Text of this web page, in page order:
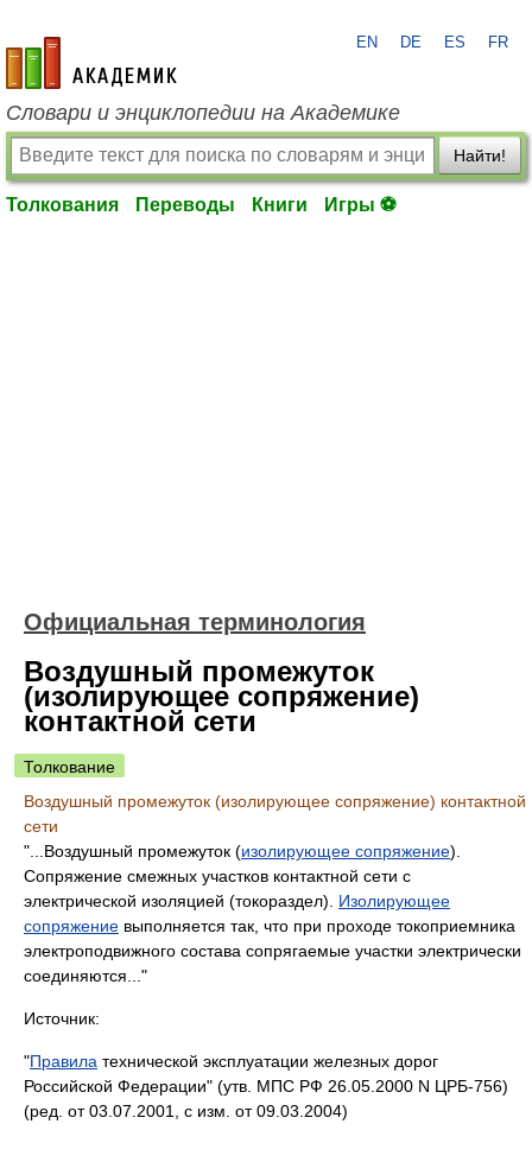
academic.ru
EN DE ES FR
Словари и энциклопедии на Академике
Найти!
Толкования Переводы Книги Игры ⚽
Официальная терминология
Воздушный промежуток
(изолирующее сопряжение)
контактной сети
Толкование
Воздушный промежуток (изолирующее сопряжение) контактной
сети
"...Воздушный промежуток (изолирующее сопряжение).
Сопряжение смежных участков контактной сети с
электрической изоляцией (токораздел). Изолирующее
сопряжение выполняется так, что при проходе токоприемника
электроподвижного состава сопрягаемые участки электрически
соединяются..."
Источник:
"Правила технической эксплуатации железных дорог
Российской Федерации" (утв. МПС РФ 26.05.2000 N ЦРБ-756)
(ред. от 03.07.2001, с изм. от 09.03.2004)